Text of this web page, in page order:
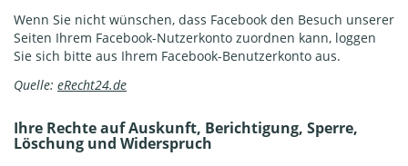
Wenn Sie nicht wünschen, dass Facebook den Besuch unserer
Seiten Ihrem Facebook-Nutzerkonto zuordnen kann, loggen
Sie sich bitte aus Ihrem Facebook-Benutzerkonto aus.
Quelle: eRecht24.de
Ihre Rechte auf Auskunft, Berichtigung, Sperre,
Löschung und Widerspruch